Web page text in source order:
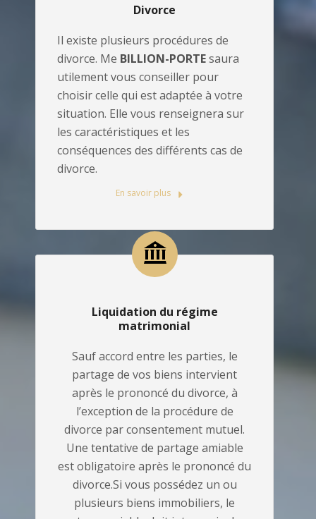
Divorce
Il existe plusieurs procédures de
divorce. Me BILLION-PORTEsaura
utilement vous conseiller pour
choisir celle qui est adaptée à votre
situation. Elle vous renseignera sur
les caractéristiques et les
conséquences des différents cas de
divorce.
En savoir plus
Liquidation du régime
matrimonial
Sauf accord entre les parties, le
partage de vos biens intervient
après le prononcé du divorce, à
l’exception de la procédure de
divorce par consentement mutuel.
Une tentative de partage amiable
est obligatoire après le prononcé du
divorce.Si vous possédez un ou
plusieurs biens immobiliers, le